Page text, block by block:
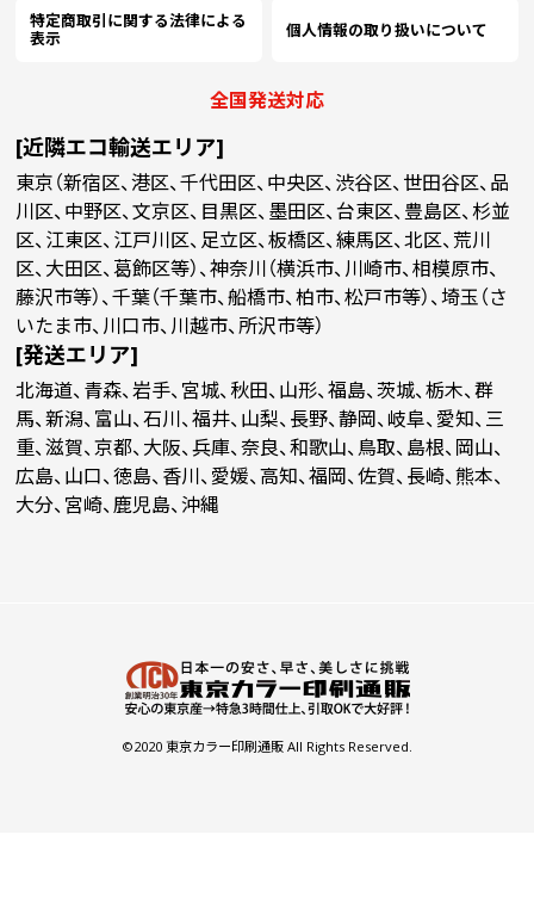
特定商取引に関する法律による
表示
個人情報の取り扱いについて
全国発送対応
[近隣エコ輸送エリア]
東京（新宿区、港区、千代田区、中央区、渋谷区、世田谷区、品
川区、中野区、文京区、目黒区、墨田区、台東区、豊島区、杉並
区、江東区、江戸川区、足立区、板橋区、練馬区、北区、荒川
区、大田区、葛飾区等）、神奈川（横浜市、川崎市、相模原市、
藤沢市等）、千葉（千葉市、船橋市、柏市、松戸市等）、埼玉（さ
いたま市、川口市、川越市、所沢市等）
[発送エリア]
北海道、青森、岩手、宮城、秋田、山形、福島、茨城、栃木、群
馬、新潟、富山、石川、福井、山梨、長野、静岡、岐阜、愛知、三
重、滋賀、京都、大阪、兵庫、奈良、和歌山、鳥取、島根、岡山、
広島、山口、徳島、香川、愛媛、高知、福岡、佐賀、長崎、熊本、
大分、宮崎、鹿児島、沖縄
©2020 東京カラー印刷通販 All Rights Reserved.